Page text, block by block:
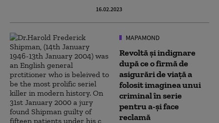
16.02.2023
MAPAMOND
Revoltă și indignare
după ce o firmă de
asigurări de viață a
folosit imaginea unui
criminal în serie
pentru a-și face
reclamă